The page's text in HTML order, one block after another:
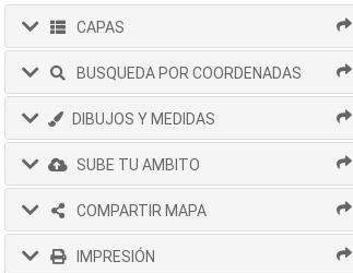
CAPAS
BUSQUEDA POR COORDENADAS
DIBUJOS Y MEDIDAS
SUBE TU AMBITO
COMPARTIR MAPA
IMPRESIÓN